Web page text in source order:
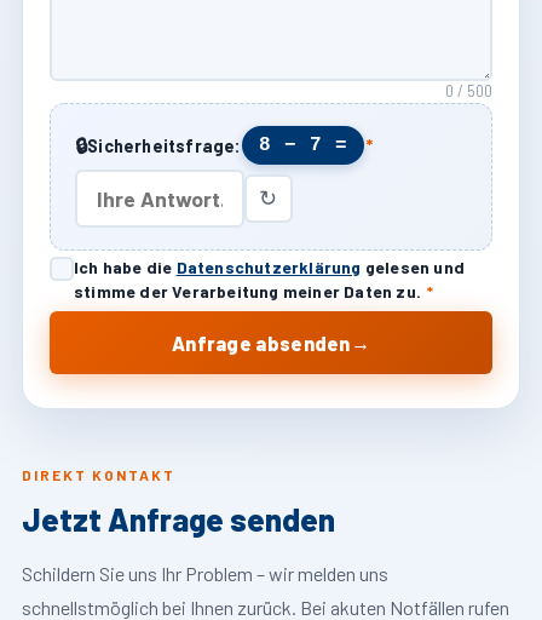
DIREKT KONTAKT
Jetzt Anfrage senden
Schildern Sie uns Ihr Problem – wir melden uns
schnellstmöglich bei Ihnen zurück. Bei akuten Notfällen rufen
0 / 500
🔒Sicherheitsfrage: 8 − 7 = *
↻
Ich habe die Datenschutzerklärung gelesen und
stimme der Verarbeitung meiner Daten zu. *
Anfrage absenden →